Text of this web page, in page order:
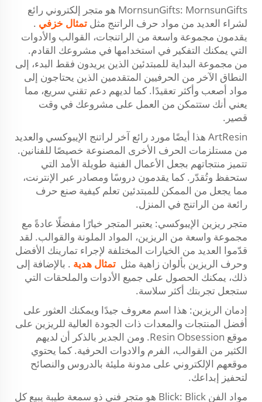
MornsunGifts: MornsunGifts هو متجر إلكتروني رائع
لشراء العديد من مواد حرف الراتنج مثل تمثال خزفي .
يقدمون مجموعة واسعة من الراتنجات، القوالب والأدوات
التي يمكنك التفكير في استخدامها في مشروعك القادم.
من مجموعة البداية للمبتدئين الذين يريدون فقط البدء، إلى
النطاق الآخر من الحرفيين المتقدمين الذين يحتاجون إلى
مواد أصعب وأكثر تعقيدًا. كما لديهم دعم تقني سريع، مما
يعني أنك ستتمكن من العمل على مشروعك في وقت
قصير.
ArtResin هذا أيضًا مورد رائع آخر لراتنج الإيبوكسي والعديد
من مستلزمات الحرف الأخرى المصنوعة خصيصًا للفنانين.
تتميز منتجاتهم بجعل الأعمال الفنية طويلة الأمد التي
ستحفظ وتُقدّر. كما يقدمون دروسًا ومصادر عبر الإنترنت،
مما يجعل من الممكن للمبتدئين تعلم كيفية صنع حرف
رائعة من الراتنج في المنزل.
متجر ريزين الإيبوكسي: يعتبر المتجر خيارًا مفضلًا عادةً مع
مجموعة واسعة من الريزين، المواد الملونة والقوالب. لقد
قدّموا العديد من الخيارات المختلفة لإجراء تمارينك الأفضل
وحرف الريزين بألوان زاهية مثل تمثال هدية . بالإضافة إلى
ذلك، يمكنك الحصول على جميع الأدوات والملحقات التي
ستجعل تجربتك أكثر سلاسة.
إدمان الريزين: هذا اسم معروف جيدًا ويمكنك العثور على
أفضل المنتجات والمعدات ذات الجودة العالية للريزين على
موقع Resin Obsession. ومن الجدير بالذكر أن لديهم
الكثير من القوالب، الفرم والادوات الحرفية. كما يحتوي
موقعهم الإلكتروني على مدونة مليئة بالدروس والنصائح
لتحفيز إبداعك.
مواد الفن Blick: Blick هو متجر فني ذو سمعة طيبة يبيع كل